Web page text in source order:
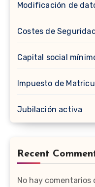
Modificación de
Costes de
Capital social
Impuesto de
Jubilación activa
Recent
No hay comentarios